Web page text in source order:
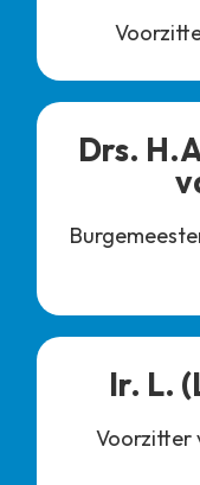
Drs.
Ir. L.
Voorzitter